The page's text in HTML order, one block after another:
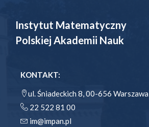
Instytut Matematyczny
Polskiej Akademii Nauk
KONTAKT:
ul. Śniadeckich 8, 00-656 Warszawa
22 522 81 00
im@impan.pl